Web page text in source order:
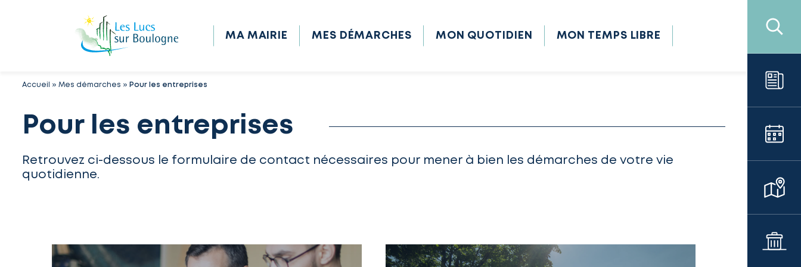
MA MAIRIE MES DÉMARCHES MON QUOTIDIEN MON TEMPS LIBRE
Accueil » Mes démarches » Pour les entreprises
Pour les entreprises
Retrouvez ci-dessous le formulaire de contact nécessaires pour mener à bien les démarches de votre vie
quotidienne.